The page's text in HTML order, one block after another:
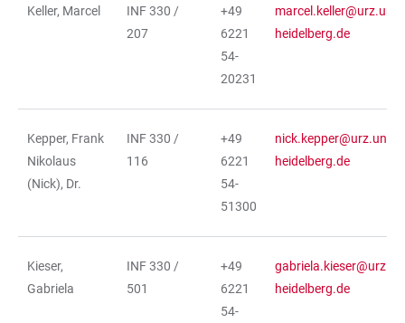
Keller, Marcel
INF 330 /
207
+49
6221
54-
20231
marcel.keller@urz.uni-
heidelberg.de
Kepper, Frank
Nikolaus
(Nick), Dr.
INF 330 /
116
+49
6221
54-
51300
nick.kepper@urz.uni-
heidelberg.de
Kieser,
Gabriela
INF 330 /
501
+49
6221
54-
heidelberg.de